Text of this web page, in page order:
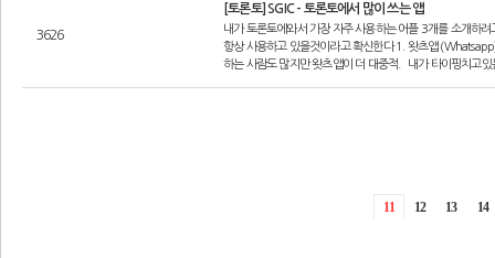
3626
[토론토] SGIC - 토론토에서 많이 쓰는 앱
내가 토론토에와서 가장 자주 사용하는 어플 3개를 소개하
항상 사용하고 있을것이라고 확신한다 1. 왓츠앱
하는 사람도 많지만 왓츠앱이 더 대중적. 내가 타이핑치고
11 12 13 14